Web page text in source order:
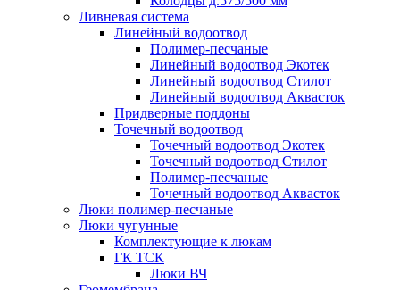
Ливневая система
Линейный водоотвод
Полимер-песчаные
Линейный водоотвод Экотек
Линейный водоотвод Стилот
Линейный водоотвод Аквасток
Придверные поддоны
Точечный водоотвод
Точечный водоотвод Экотек
Точечный водоотвод Стилот
Полимер-песчаные
Точечный водоотвод Аквасток
Люки полимер-песчаные
Люки чугунные
Комплектующие к люкам
ГК ТСК
Люки ВЧ